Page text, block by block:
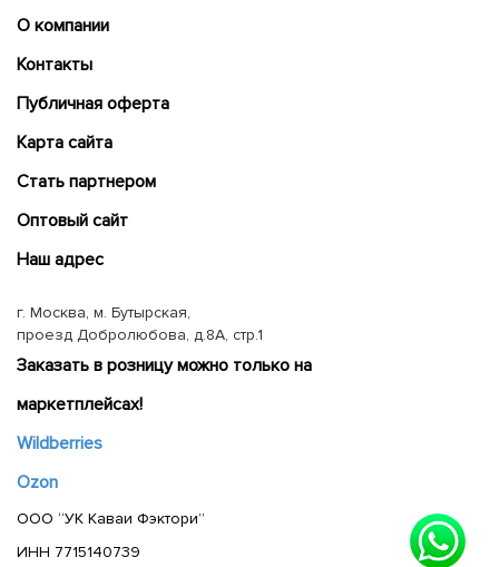
О компании
Контакты
Публичная оферта
Карта сайта
Cтать партнером
Оптовый сайт
Наш адрес
г. Москва, м. Бутырская,
проезд Добролюбова, д.8А, стр.1
Заказать в розницу можно только на
маркетплейсах!
Wildberries
Ozon
ООО “УК Каваи Фэктори”
ИНН 7715140739